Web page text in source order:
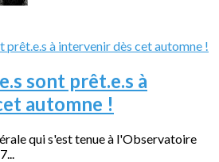
sont prêt.e.s à
automne !
qui s'est tenue à l'Observatoire